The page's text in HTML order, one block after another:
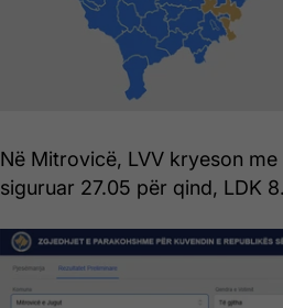
Në Mitrovicë, LVV kryeson
siguruar 27.05 për qind, LDK